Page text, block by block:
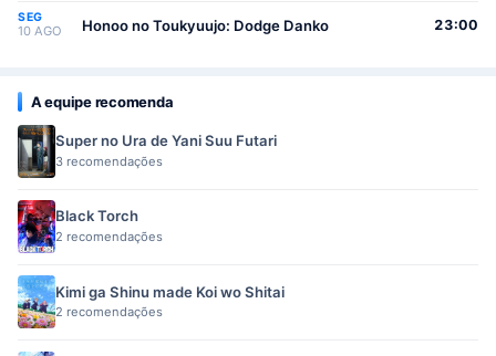
SEG
10 AGO Honoo no Toukyuujo: Dodge Danko 23:00
A equipe recomenda
Super no Ura de Yani Suu Futari
3 recomendações
Black Torch
2 recomendações
Kimi ga Shinu made Koi wo Shitai
2 recomendações